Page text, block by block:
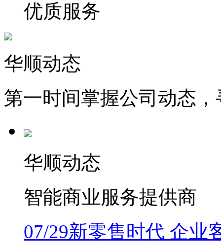
优质服务
华顺动态
第一时间掌握公司动态
华顺动态
智能商业服务提供商
07/29新零售时代 企业